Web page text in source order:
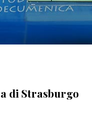
di Strasburgo